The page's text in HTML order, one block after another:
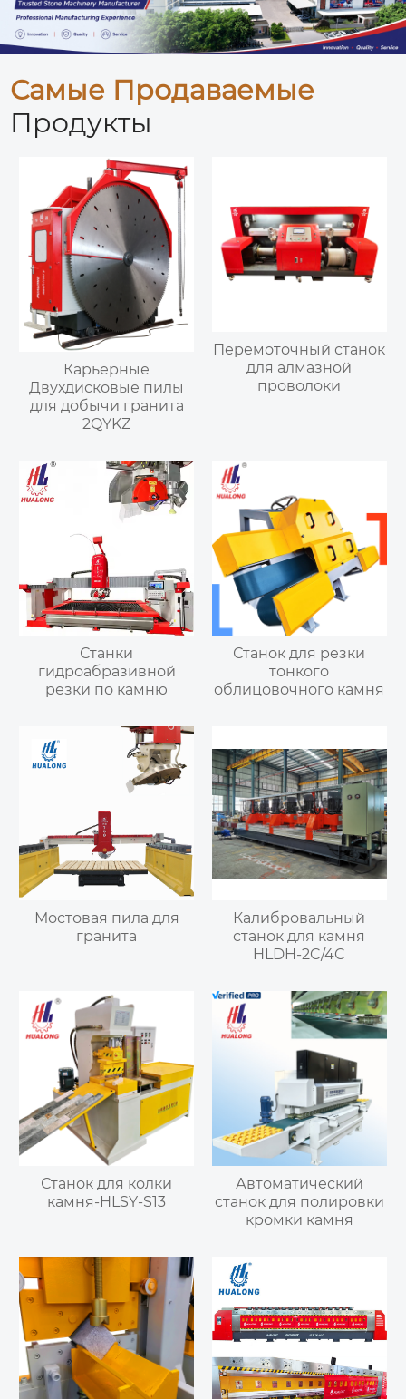
Самые Продаваемые
Продукты
Карьерные
Двухдисковые пилы
для добычи гранита
2QYKZ
Перемоточный станок
для алмазной
проволоки
Станки
гидроабразивной
резки по камню
Станок для резки
тонкого
облицовочного камня
Мостовая пила для
гранита
Калибровальный
станок для камня
HLDH-2C/4C
Станок для колки
камня-HLSY-S13
Автоматический
станок для полировки
кромки камня